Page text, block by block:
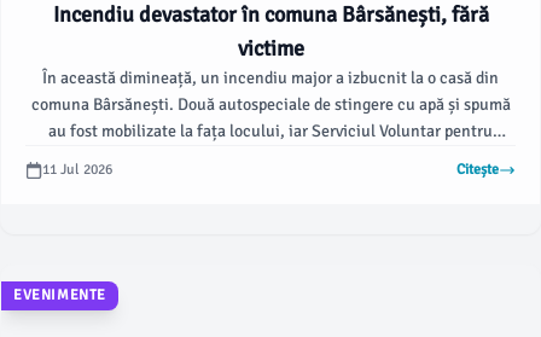
Incendiu devastator în comuna Bârsănești, fără
victime
În această dimineață, un incendiu major a izbucnit la o casă din
comuna Bârsănești. Două autospeciale de stingere cu apă și spumă
au fost mobilizate la fața locului, iar Serviciul Voluntar pentru
11 Jul 2026 Citește
EVENIMENTE